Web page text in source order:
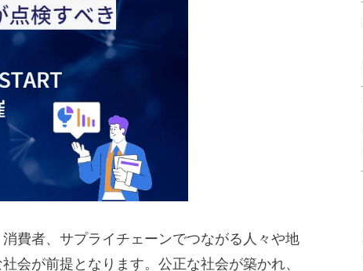
費者、サプライチェーンでつながる人々や地
会が前提となります。公正な社会が築かれ、